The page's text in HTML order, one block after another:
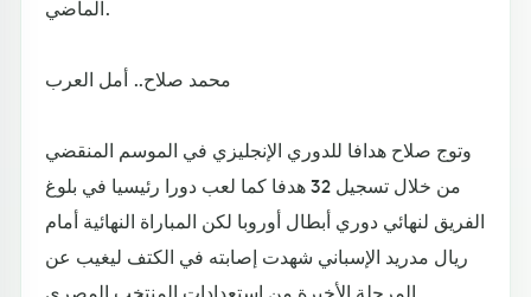
الماضي.
محمد صلاح.. أمل العرب
وتوج صلاح هدافا للدوري الإنجليزي في الموسم المنقضي
من خلال تسجيل 32 هدفا كما لعب دورا رئيسيا في بلوغ
الفريق لنهائي دوري أبطال أوروبا لكن المباراة النهائية أمام
ريال مدريد الإسباني شهدت إصابته في الكتف ليغيب عن
المرحلة الأخيرة من استعدادات المنتخب المصري